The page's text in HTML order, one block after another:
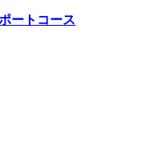
ートコース